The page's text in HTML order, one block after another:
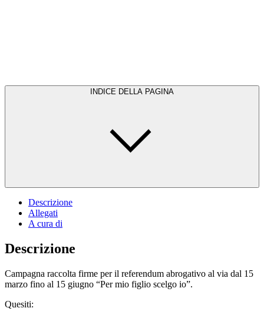
INDICE DELLA PAGINA
Descrizione
Allegati
A cura di
Descrizione
Campagna raccolta firme per il referendum abrogativo al via dal 15
marzo fino al 15 giugno “Per mio figlio scelgo io”.
Quesiti: